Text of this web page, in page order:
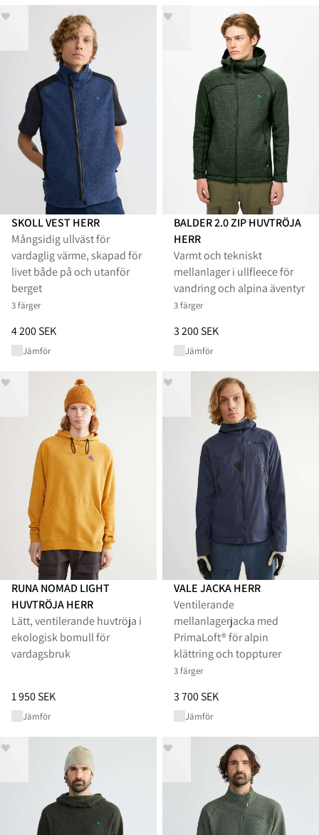
SKOLL VEST HERR
Mångsidig ullväst för
vardaglig värme, skapad för
livet både på och utanför
berget
3 färger
Pris:4 200 SEK, sänkt från 4 200 SEK
4 200 SEK
Jämför
BALDER 2.0 ZIP HUVTRÖJA
HERR
Varmt och tekniskt
mellanlager i ullfleece för
vandring och alpina äventyr
3 färger
Pris:3 200 SEK, sänkt från 3
3 200 SEK
Jämför
RUNA NOMAD LIGHT
HUVTRÖJA HERR
Lätt, ventilerande huvtröja i
ekologisk bomull för
vardagsbruk
Pris:1 950 SEK, sänkt från 1 950 SEK
1 950 SEK
Jämför
VALE JACKA HERR
Ventilerande
mellanlagerjacka med
PrimaLoft® för alpin
klättring och toppturer
3 färger
Pris:3 700 SEK, sänkt från 3
3 700 SEK
Jämför